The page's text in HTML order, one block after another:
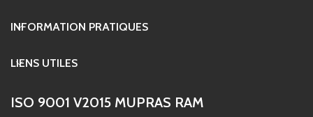
INFORMATION PRATIQUES
LIENS UTILES
ISO 9001 V2015 MUPRAS RAM